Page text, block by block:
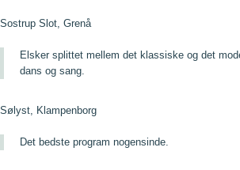
Sostrup Slot, Grenå
Elsker splittet mellem det klassiske og det
dans og sang.
Sølyst, Klampenborg
Det bedste program nogensinde.